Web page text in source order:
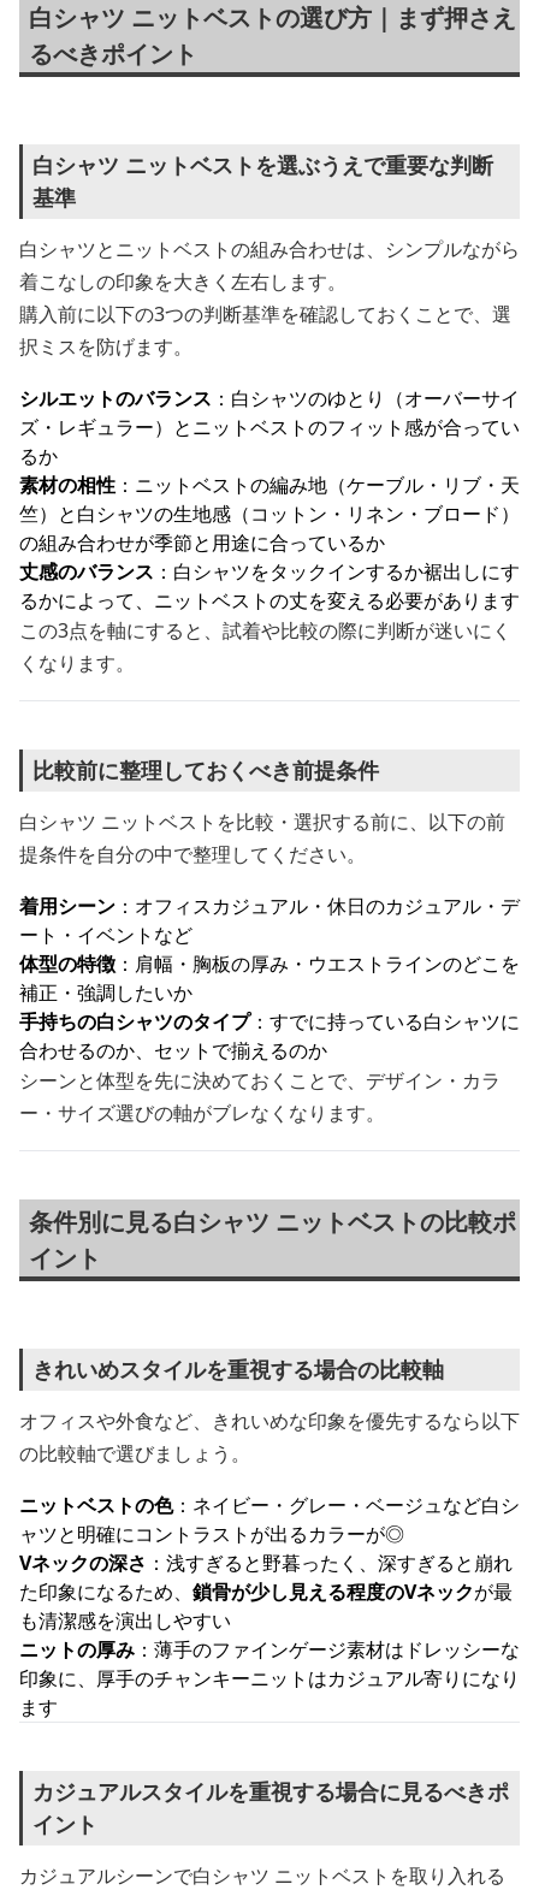
白シャツ ニットベストの選び方｜まず押さえ
るべきポイント
白シャツ ニットベストを選ぶうえで重要な判断
基準
白シャツとニットベストの組み合わせは、シンプルながら
着こなしの印象を大きく左右します。
購入前に以下の3つの判断基準を確認しておくことで、選
択ミスを防げます。
シルエットのバランス ：白シャツのゆとり（オーバーサイ
ズ・レギュラー）とニットベストのフィット感が合ってい
るか
素材の相性 ：ニットベストの編み地（ケーブル・リブ・天
竺）と白シャツの生地感（コットン・リネン・ブロード）
の組み合わせが季節と用途に合っているか
丈感のバランス ：白シャツをタックインするか裾出しにす
るかによって、ニットベストの丈を変える必要があります
この3点を軸にすると、試着や比較の際に判断が迷いにく
くなります。
比較前に整理しておくべき前提条件
白シャツ ニットベストを比較・選択する前に、以下の前
提条件を自分の中で整理してください。
着用シーン ：オフィスカジュアル・休日のカジュアル・デ
ート・イベントなど
体型の特徴 ：肩幅・胸板の厚み・ウエストラインのどこを
補正・強調したいか
手持ちの白シャツのタイプ：すでに持っている白シャツに
合わせるのか、セットで揃えるのか
シーンと体型を先に決めておくことで、デザイン・カラ
ー・サイズ選びの軸がブレなくなります。
条件別に見る白シャツ ニットベストの比較ポ
イント
きれいめスタイルを重視する場合の比較軸
オフィスや外食など、きれいめな印象を優先するなら以下
の比較軸で選びましょう。
ニットベストの色：ネイビー・グレー・ベージュなど白シ
ャツと明確にコントラストが出るカラーが◎
Vネックの深さ ：浅すぎると野暮ったく、深すぎると崩れ
た印象になるため、 鎖骨が少し見える程度のVネックが最
も清潔感を演出しやすい
ニットの厚み ：薄手のファインゲージ素材はドレッシーな
印象に、厚手のチャンキーニットはカジュアル寄りになり
ます
カジュアルスタイルを重視する場合に見るべきポ
イント
カジュアルシーンで白シャツ ニットベストを取り入れる